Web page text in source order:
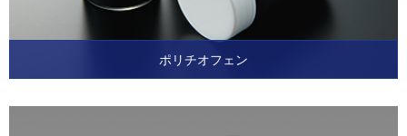
ポリチオフェン